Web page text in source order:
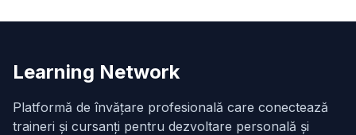
Learning Network
Platformă de învățare profesională care conectează
traineri și cursanți pentru dezvoltare personală și